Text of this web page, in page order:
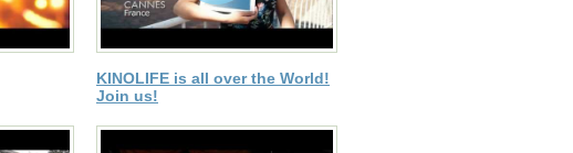
KINOLIFE is all over the World!
Join us!